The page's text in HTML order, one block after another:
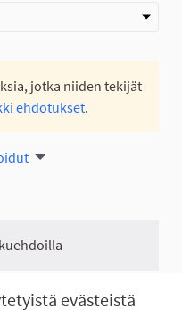
evästeistä
jotka niiden tekijät
ehdotukset.
Näytä kaikki ehdotukset